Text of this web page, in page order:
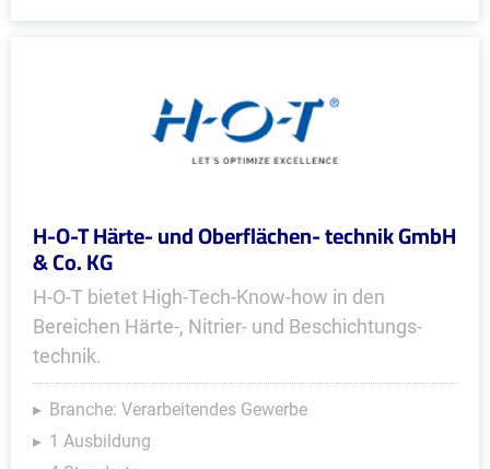
H-O-T Härte- und Oberflächen- technik GmbH
& Co. KG
H-O-T bietet High-Tech-Know-how in den
Bereichen Härte-, Nitrier- und Beschich­tungs­
technik.
Branche: Verarbeitendes Gewerbe
1 Ausbildung